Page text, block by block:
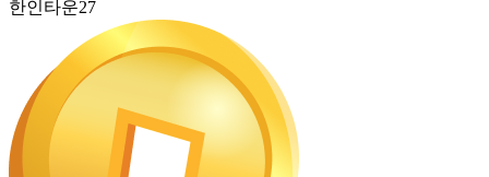
한인타운27